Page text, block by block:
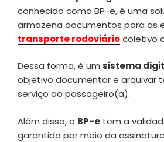
conhecido como BP-e, é uma
armazena documentos para as
transporte rodoviáriocoletivo
Dessa forma, é um sistema
objetivo documentar e arquivar
serviço ao passageiro(a).
Além disso, o BP-e tem a
garantida por meio da